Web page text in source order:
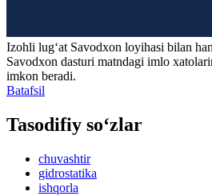
Izohli lugʻat Savodxon loyihasi bilan
Savodxon dasturi matndagi imlo
imkon beradi.
Batafsil
Tasodifiy so‘zlar
chuvashtir
gidrostatika
ishqorla